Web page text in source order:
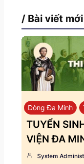
/ Bài viết
Dòng Đa Minh
TUYỂN
VIỆN ĐA
System